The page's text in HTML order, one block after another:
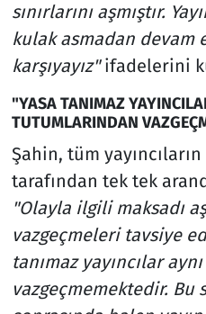
sınırlarını aşmıştır.
kulak asmadan devam
karşıyayız"ifadelerini
"YASA TANIMAZ
TUTUMLARINDAN
Şahin, tüm
tarafından tek tek
"Olayla ilgili maksadı
vazgeçmeleri tavsiye
tanımaz yayıncılar
vazgeçmemektedir. Bu